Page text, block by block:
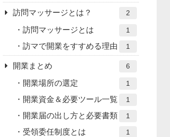
訪問マッサージとは？ 2
訪問マッサージとは 1
訪マで開業をすすめる理由 1
開業まとめ 6
開業場所の選定 1
開業資金＆必要ツール一覧 1
開業届の出し方と必要書類 1
受領委任制度とは 1